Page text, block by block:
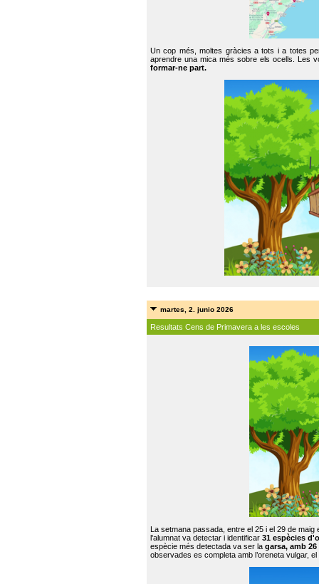
Un cop més, moltes gràcies a tots i a totes
aprendre una mica més sobre els ocells. Les
formar-ne part.
martes, 2. junio 2026
Resultats Cens de Primavera a les escoles
La setmana passada, entre el 25 i el 29 de
l'alumnat va detectar i identificar 31 espècies
espècie més detectada va ser la garsa, amb
observades es completa amb l’oreneta vulgar,